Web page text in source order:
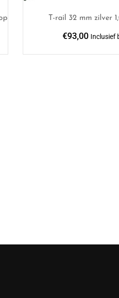
T-rail 32 mm zilver
€93,00 Inclusief